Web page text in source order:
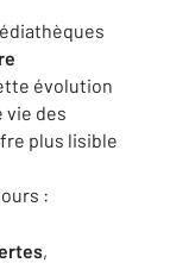
évolution
vie des
plus lisible
:
,